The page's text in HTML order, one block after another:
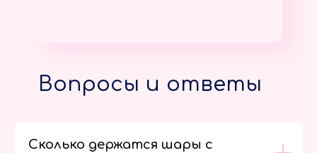
Вопросы и ответы
Сколько держатся шары с